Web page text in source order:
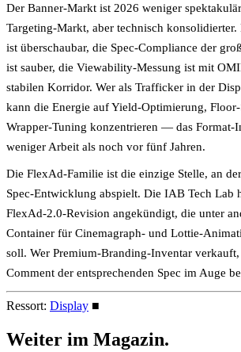
Der Banner-Markt ist 2026 weniger
Targeting-Markt, aber technisch
ist überschaubar, die Spec-Compliance der
ist sauber, die Viewability-Messung ist mit
stabilen Korridor. Wer als Trafficker in der
kann die Energie auf Yield-Optimierung, Floor-
Wrapper-Tuning konzentrieren — das Format-
weniger Arbeit als noch vor fünf Jahren.
Die FlexAd-Familie ist die einzige Stelle, an
Spec-Entwicklung abspielt. Die IAB Tech Lab
FlexAd-2.0-Revision angekündigt, die unter
Container für Cinemagraph- und Lottie-
soll. Wer Premium-Branding-Inventar
Comment der entsprechenden Spec im Auge
Ressort: Display ■
Weiter im Magazin.